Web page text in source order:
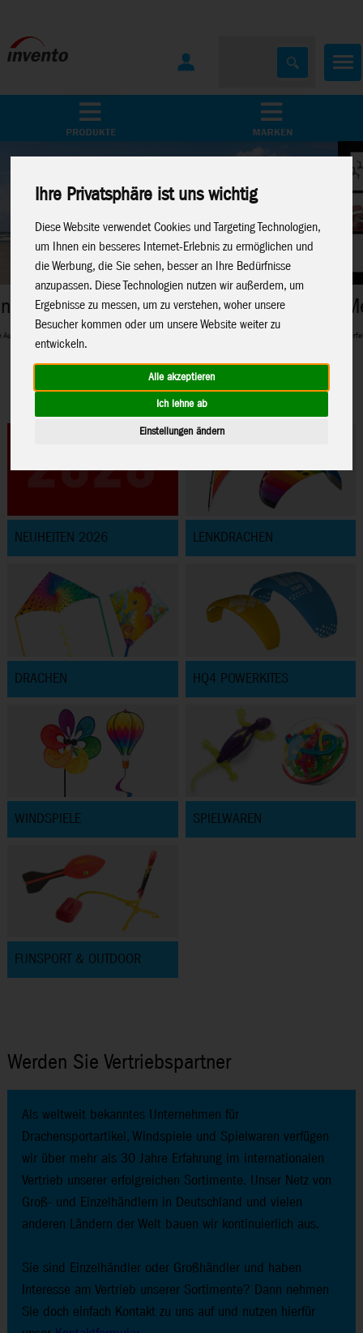
Ihre Privatsphäre ist uns wichtig
Diese Website verwendet Cookies und Targeting Technologien,
um Ihnen ein besseres Internet-Erlebnis zu ermöglichen und
die Werbung, die Sie sehen, besser an Ihre Bedürfnisse
anzupassen. Diese Technologien nutzen wir außerdem, um
Ergebnisse zu messen, um zu verstehen, woher unsere
Besucher kommen oder um unsere Website weiter zu
entwickeln.
Alle akzeptieren
Ich lehne ab
Einstellungen ändern
Metal Earth
NEUHEITEN 2026 LENKDRACHEN
DRACHEN HQ4 POWERKITES
WINDSPIELE SPIELWAREN
FUNSPORT & OUTDOOR
Werden Sie Vertriebspartner
Als weltweit bekanntes Unternehmen für
Drachensportartikel, Windspiele und Spielwaren verfügen
wir über mehr als 30 Jahre Erfahrung im internationalen
Vertrieb unserer erfolgreichen Sortimente. Unser Netz von
Groß- und Einzelhändlern in Deutschland und vielen
anderen Ländern der Welt bauen wir kontinuierlich aus.
Sie sind Einzelhändler oder Großhändler und haben
Interesse am Vertrieb unserer Sortimente? Dann nehmen
Sie doch einfach Kontakt zu uns auf und nutzen hierfür